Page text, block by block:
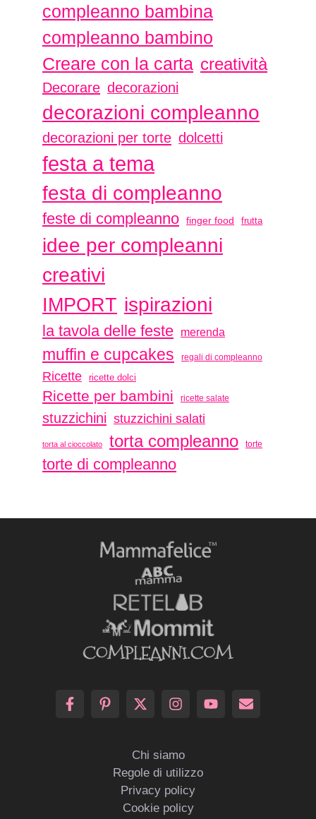
compleanno bambina
compleanno bambino
Creare con la carta creatività
Decorare decorazioni
decorazioni compleanno
decorazioni per torte dolcetti
festa a tema
festa di compleanno
feste di compleanno finger food frutta
idee per compleanni
creativi
IMPORT ispirazioni
la tavola delle feste merenda
muffin e cupcakes regali di compleanno
Ricette ricette dolci
Ricette per bambini ricette salate
stuzzichini stuzzichini salati
torta al cioccolato torta compleanno torte
torte di compleanno
Chi siamo
Regole di utilizzo
Privacy policy
Cookie policy